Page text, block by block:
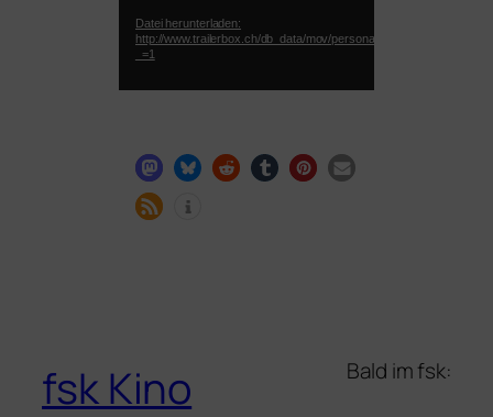
Datei herunterladen:
http://www.trailerbox.ch/db_data/mov/personalshopper/
_=1
fsk Kino Bald im fsk: